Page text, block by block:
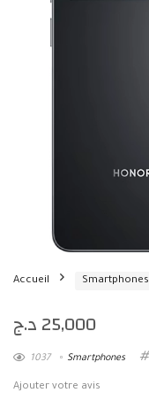
Accueil Smartphones
25,000د.ج
1037 Smartphones
Ajouter votre avis